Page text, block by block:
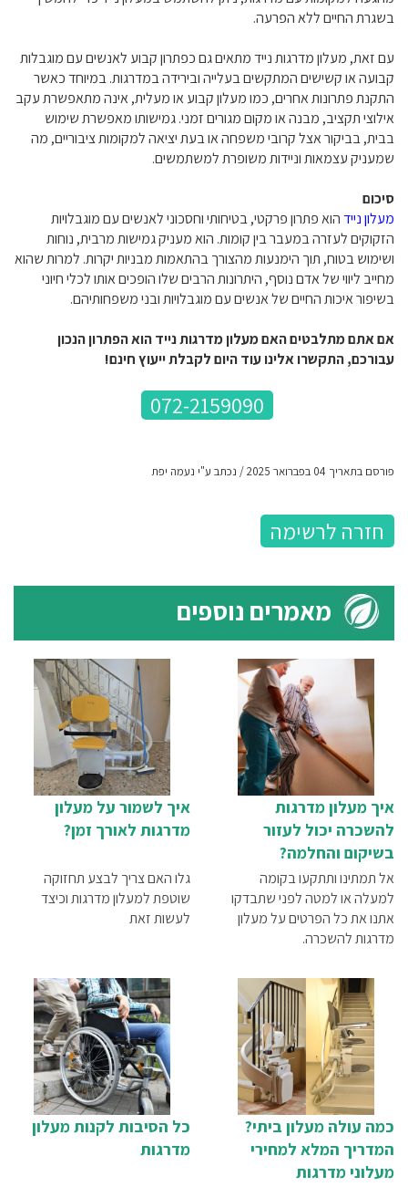
בשגרת החיים ללא הפרעה.
עם זאת, מעלון מדרגות נייד מתאים גם כפתרון קבוע לאנשים עם מוגבלות
קבועה או קשישים המתקשים בעלייה ובירידה במדרגות. במיוחד כאשר
התקנת פתרונות אחרים, כמו מעלון קבוע או מעלית, אינה מתאפשרת עקב
אילוצי תקציב, מבנה או מקום מגורים זמני. גמישותו מאפשרת שימוש
בבית, בביקור אצל קרובי משפחה או בעת יציאה למקומות ציבוריים, מה
שמעניק עצמאות וניידות משופרת למשתמשים.
סיכום
מעלון ניידהוא פתרון פרקטי, בטיחותי וחסכוני לאנשים עם מוגבלויות
הזקוקים לעזרה במעבר בין קומות. הוא מעניק גמישות מרבית, נוחות
ושימוש בטוח, תוך הימנעות מהצורך בהתאמות מבניות יקרות. למרות שהוא
מחייב ליווי של אדם נוסף, היתרונות הרבים שלו הופכים אותו לכלי חיוני
בשיפור איכות החיים של אנשים עם מוגבלויות ובני משפחותיהם.
אם אתם מתלבטים האם מעלון מדרגות נייד הוא הפתרון הנכון
עבורכם, התקשרו אלינו עוד היום לקבלת ייעוץ חינם!
072-2159090
פורסם בתאריך 04 בפברואר 2025 / נכתב ע"י נעמה יפת
חזרה לרשימה
מאמרים נוספים
איך לשמור על מעלון
מדרגות לאורך זמן?
גלו האם צריך לבצע תחזוקה
שוטפת למעלון מדרגות וכיצד
לעשות זאת
איך מעלון מדרגות
להשכרה יכול לעזור
בשיקום והחלמה?
אל תמתינו ותתקעו בקומה
למעלה או למטה לפני שתבדקו
אתנו את כל הפרטים על מעלון
מדרגות להשכרה.
כל הסיבות לקנות מעלון
מדרגות
כמה עולה מעלון ביתי?
המדריך המלא למחירי
מעלוני מדרגות